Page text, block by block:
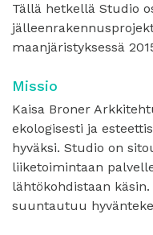
Tällä hetkellä Studio
maanjäristyksessä
Missio
Kaisa Broner
ekologisesti ja
hyväksi. Studio on
liiketoimintaan
lähtökohdistaan
suuntautuu